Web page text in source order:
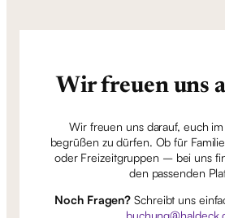
Wir freuen uns
Wir freuen uns darauf, euch
begrüßen zu dürfen. Ob für
oder Freizeitgruppen – bei uns
den passenden
Noch Fragen? Schreibt uns